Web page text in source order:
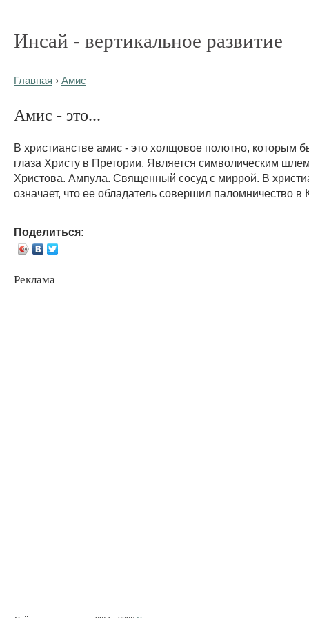
Инсай - вертикальное развитие
Главная › Амис
Амис - это...
В христианстве амис - это холщовое полотно, которым
глаза Христу в Претории. Является символическим
Христова. Ампула. Священный сосуд с миррой. В
означает, что ее обладатель совершил паломничество в
Поделиться:
Реклама